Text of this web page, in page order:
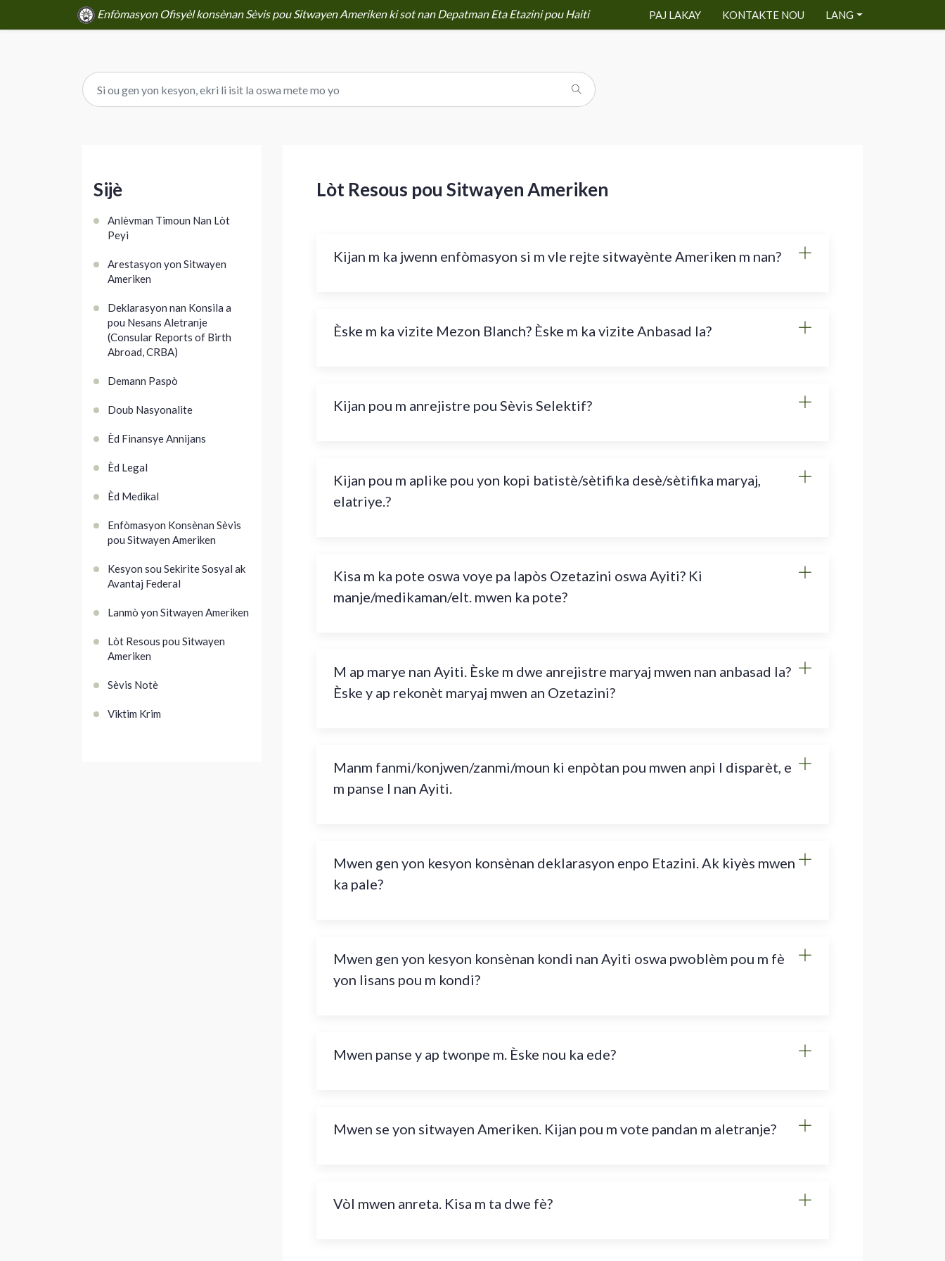
Enfòmasyon Ofisyèl konsènan Sèvis pou Sitwayen Ameriken ki sot nan Depatman Eta Etazini pou Haiti PAJ LAKAY KONTAKTE NOU LANG
Sijè
Anlèvman Timoun Nan Lòt
Peyi
Arestasyon yon Sitwayen
Ameriken
Deklarasyon nan Konsila a
pou Nesans Aletranje
(Consular Reports of Birth
Abroad, CRBA)
Demann Paspò
Doub Nasyonalite
Èd Finansye Annijans
Èd Legal
Èd Medikal
Enfòmasyon Konsènan Sèvis
pou Sitwayen Ameriken
Kesyon sou Sekirite Sosyal ak
Avantaj Federal
Lanmò yon Sitwayen Ameriken
Lòt Resous pou Sitwayen
Ameriken
Sèvis Notè
Viktim Krim
Lòt Resous pou Sitwayen Ameriken
Kijan m ka jwenn enfòmasyon si m vle rejte sitwayènte Ameriken m nan?
Èske m ka vizite Mezon Blanch? Èske m ka vizite Anbasad la?
Kijan pou m anrejistre pou Sèvis Selektif?
Kijan pou m aplike pou yon kopi batistè/sètifika desè/sètifika maryaj,
elatriye.?
Kisa m ka pote oswa voye pa lapòs Ozetazini oswa Ayiti? Ki
manje/medikaman/elt. mwen ka pote?
M ap marye nan Ayiti. Èske m dwe anrejistre maryaj mwen nan anbasad la?
Èske y ap rekonèt maryaj mwen an Ozetazini?
Manm fanmi/konjwen/zanmi/moun ki enpòtan pou mwen anpi l disparèt, e
m panse l nan Ayiti.
Mwen gen yon kesyon konsènan deklarasyon enpo Etazini. Ak kiyès mwen
ka pale?
Mwen gen yon kesyon konsènan kondi nan Ayiti oswa pwoblèm pou m fè
yon lisans pou m kondi?
Mwen panse y ap twonpe m. Èske nou ka ede?
Mwen se yon sitwayen Ameriken. Kijan pou m vote pandan m aletranje?
Vòl mwen anreta. Kisa m ta dwe fè?